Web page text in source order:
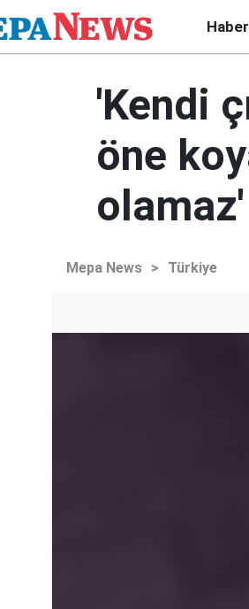
'Kendi
öne
olamaz'
Mepa News > Türkiye